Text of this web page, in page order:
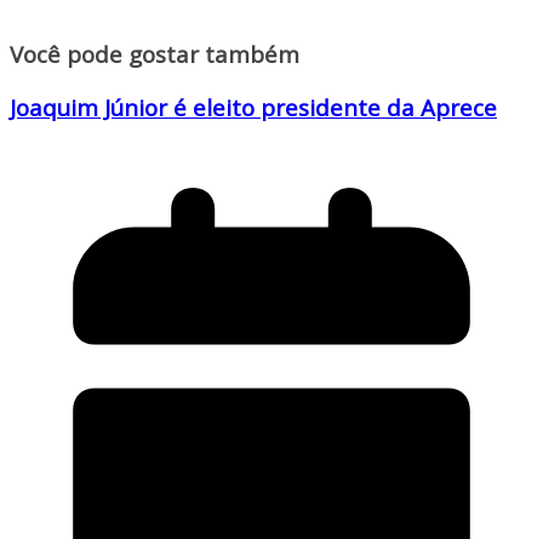
Você pode gostar também
Joaquim Júnior é eleito presidente da Aprece